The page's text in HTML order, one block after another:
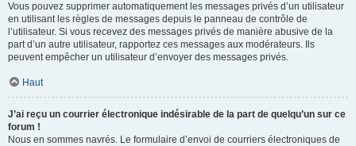
Vous pouvez supprimer automatiquement les messages privés d’un utilisateur
en utilisant les règles de messages depuis le panneau de contrôle de
l’utilisateur. Si vous recevez des messages privés de manière abusive de la
part d’un autre utilisateur, rapportez ces messages aux modérateurs. Ils
peuvent empêcher un utilisateur d’envoyer des messages privés.
Haut
J’ai reçu un courrier électronique indésirable de la part de quelqu’un sur ce
forum !
Nous en sommes navrés. Le formulaire d’envoi de courriers électroniques de